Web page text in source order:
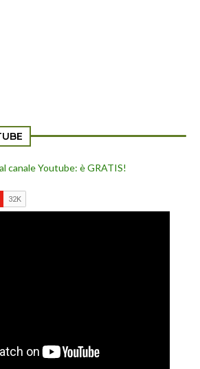
canale Youtube: è GRATIS!